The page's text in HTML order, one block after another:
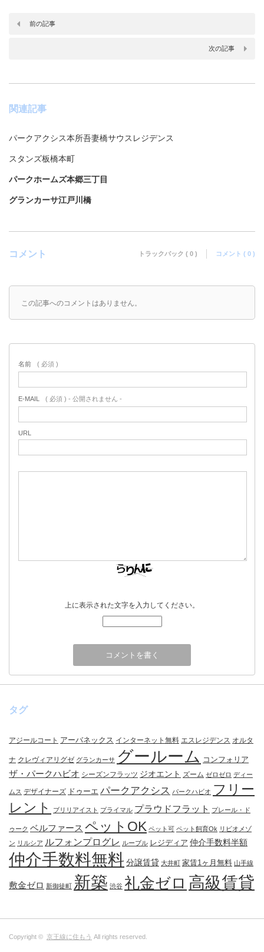
前の記事
次の記事
関連記事
パークアクシス本所吾妻橋サウスレジデンス
スタンズ板橋本町
パークホームズ本郷三丁目
グランカーサ江戸川橋
コメント トラックバック ( 0 ) コメント ( 0 )
この記事へのコメントはありません。
名前 ( 必須 )
E-MAIL ( 必須 ) - 公開されません -
URL
上に表示された文字を入力してください。
タグ
アジールコート アーバネックス インターネット無料 エスレジデンス オルタ
ナ クレヴィアリグゼ グランカーサ グールーム コンフォリア
ザ・パークハビオ シーズンフラッツ ジオエント ズーム ゼロゼロ ディー
ムス デザイナーズ ドゥーエ パークアクシス パークハビオ フリー
レント
ブリリアイスト プライマル プラウドフラット プレール・ド
ゥーク ベルファース ペットOK ペット可 ペット飼育Ok リビオメゾ
ン リルシア ルフォンプログレ ルーブル レジディア 仲介手数料半額
仲介手数料無料 分譲賃貸 大井町 家賃1ヶ月無料 山手線
敷金ゼロ 新御徒町 新築 渋谷 礼金ゼロ 高級賃貸
Copyright © 京王線に住もう All rights reserved.